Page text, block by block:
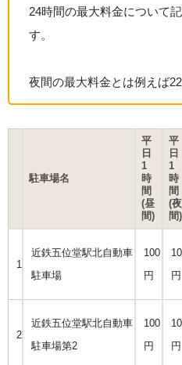
24時間の最大料金について
す。
夜間の最大料金とは例えば
駐車場名
平
日
1
時
間
(昼
間)
平
日
1
時
間
(夜
間)
1
近鉄五位堂駅北自動車
駐車場
100
円
円
2
近鉄五位堂駅北自動車
駐車場第2
100
円
円